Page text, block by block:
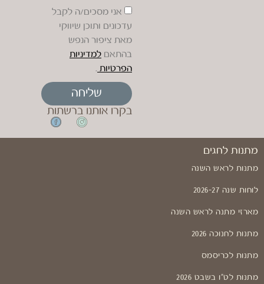
אני מסכים/ה לקבל
עדכונים ותוכן שיווקי
מאת ציפור הנפש
בהתאם למדיניות
הפרטיות .
שליחה
בקרו אותנו ברשתות
מתנות לחגים
מתנות לראש השנה
לוחות שנה 2026-27
מארזי מתנה לראש השנה
מתנות לחנוכה 2026
מתנות לכריסמס
מתנות לט"ו בשבט 2026